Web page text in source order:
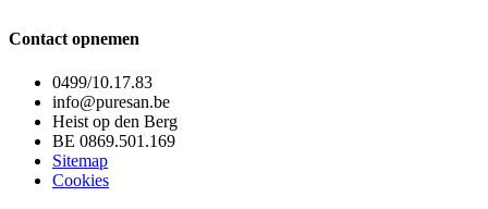
Contact opnemen
0499/10.17.83
info@puresan.be
Heist op den Berg
BE 0869.501.169
Sitemap
Cookies